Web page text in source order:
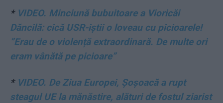
* VIDEO. Minciună bubuitoare a Vioricăi
Dăncilă: cică USR-iștii o loveau cu picioarele!
”Erau de o violență extraordinară. De multe ori
eram vânătă pe picioare”
* VIDEO. De Ziua Europei, Șoșoacă a rupt
steagul UE la mănăstire, alături de fostul ziarist